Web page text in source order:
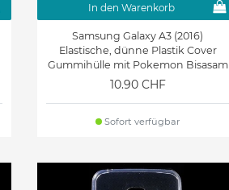
In den Warenkorb
Samsung Galaxy A3 (2016)
Elastische, dünne Plastik Cover
Gummihülle mit Pokemon Bisasam
10.90 CHF
Sofort verfügbar